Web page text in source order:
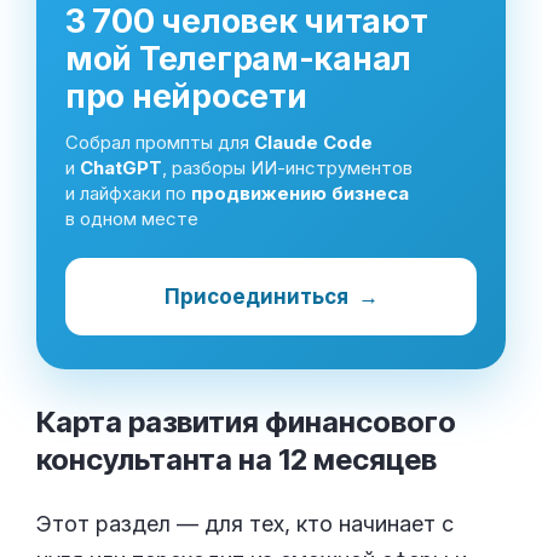
3 700 человек читают
мой Телеграм-канал
про нейросети
Собрал промпты для Claude Code
и ChatGPT, разборы ИИ-инструментов
и лайфхаки по продвижению бизнеса
в одном месте
Присоединиться →
Карта развития финансового
консультанта на 12 месяцев
Этот раздел — для тех, кто начинает с